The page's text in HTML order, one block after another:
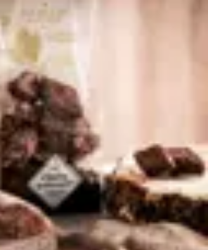
Décoration et
BioRecettes et DIY